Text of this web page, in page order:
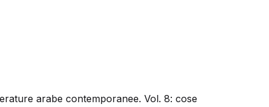
arabe contemporanee. Vol. 8: cose